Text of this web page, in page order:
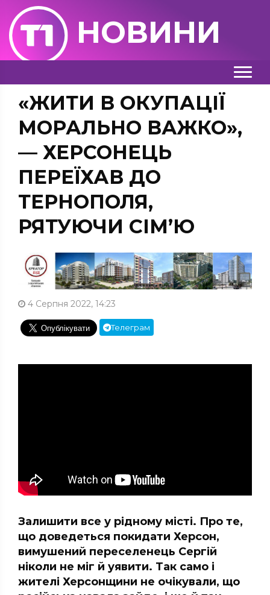
НОВИНИ
«ЖИТИ В ОКУПАЦІЇ
МОРАЛЬНО ВАЖКО»,
— ХЕРСОНЕЦЬ
ПЕРЕЇХАВ ДО
ТЕРНОПОЛЯ,
РЯТУЮЧИ СІМ’Ю
4 Серпня 2022, 14:23
Телеграм
Залишити все у рідному місті. Про те,
що доведеться покидати Херсон,
вимушений переселенець Сергій
ніколи не міг й уявити. Так само і
жителі Херсонщини не очікували, що